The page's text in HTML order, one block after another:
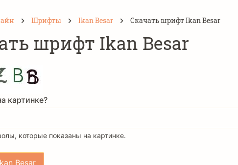
Шрифты Ikan Besar Скачать шрифт Ikan Besar
шрифт Ikan Besar
картинке?
которые показаны на картинке.